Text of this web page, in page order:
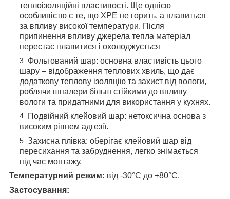
теплоізоляційні властивості. Ще однією
особливістю є те, що ХРЕ не горить, а плавиться
за впливу високої температури. Після
припинення впливу джерела тепла матеріал
перестає плавитися і охолоджується
Фольгований шар: основна властивість цього
шару – відображення теплових хвиль, що дає
додаткову теплову ізоляцію та захист від вологи,
роблячи шпалери більш стійкими до впливу
вологи та придатними для використання у кухнях.
Подвійний клейовий шар: нетоксична основа з
високим рівнем адгезії.
Захисна плівка: оберігає клейовий шар від
пересихання та забруднення, легко знімається
під час монтажу.
Температурний режим: від -30°C до +80°C.
Застосування: